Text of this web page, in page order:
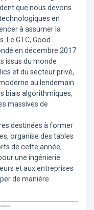
que nous devons
en
à assumer la
Le GTC, Good
en décembre 2017
issus du monde
et du secteur privé,
au lendemain
biais algorithmiques,
massives de
destinées à former
organise des tables
de cette année,
une ingénierie
et aux entreprises
de manière